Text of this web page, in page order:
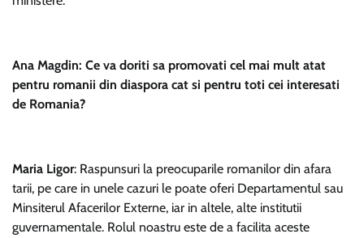
Ana Magdin: Ce va doriti sa promovati cel mai mult atat
pentru romanii din diaspora cat si pentru toti cei interesati
de Romania?
Maria Ligor: Raspunsuri la preocuparile romanilor din afara
tarii, pe care in unele cazuri le poate oferi Departamentul sau
Minsiterul Afacerilor Externe, iar in altele, alte institutii
guvernamentale. Rolul noastru este de a facilita aceste